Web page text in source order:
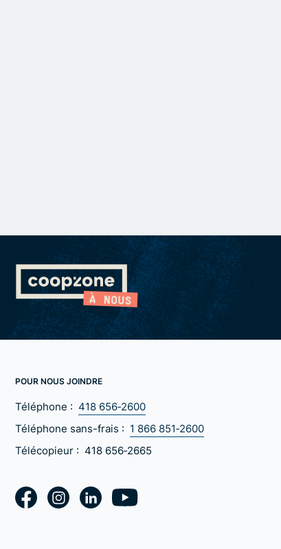
POUR NOUS JOINDRE
Téléphone : 418 656‑2600
Téléphone sans-frais : 1 866 851‑2600
Télécopieur : 418 656‑2665